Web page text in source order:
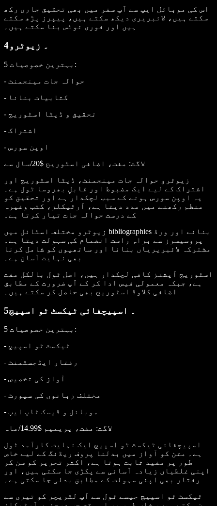
اس کی موبائل ایپ سے آپ سفر میں بھی تحقیق جاری رکھ
سکتے ہیں، لائبریری دیکھ سکتے ہیں، پیپرز پڑھ سکتے
ہیں اور فوری نوٹس بنا سکتے ہیں۔
4۔ زیوٹرو
5 بہترین خصوصیات :
- حوالہ جات مینجمنٹ
- کتابیات بنانا
- تحقیق و ڈیٹا اسٹوریج
- اشتراک
- اوپن سورس
لاگت: مفت، اضافی اسٹوریج $20/سال سے
زیوٹرو حوالہ جات مینجمنٹ، ڈیٹا اسٹوریج اور
اشتراک کے لیے ایک مضبوط اور قابلِ بھروسا ٹول ہے۔
یہ اوپن سورس ہونے کے سبب لچکدار ہے اور تحقیق کو
منظم رکھنے میں مدد دیتا ہے، آرٹیکلز، کتب وغیرہ
کے درست حوالہ جات تیار کرتا ہے۔
زیوٹرو مختلف اسٹائل میں bibliographies بنانے اور ورڈ
پروسیسرز سے براہِ راست انضمام کی سہولت دیتا ہے۔
مشترکہ لائبریریاں بنانا اور ساتھیوں کو شامل کرنا
بھی نہایت آسان ہے۔
اسٹوریج آپشنز کافی لچکدار ہیں، اصل ٹول بالکل مفت
ہے، جبکہ معمولی فیس ادا کر کے آپ ضرورت کے مطابق
اضافی کلاوڈ اسٹوریج بھی حاصل کر سکتے ہیں۔
5۔ اسپیچفائی ٹیکسٹ ٹو اسپیچ
5 بہترین خصوصیات :
- ٹیکسٹ ٹو اسپیچ
- رفتار ایڈجسٹمنٹ
- آواز کی تخصیص
- مختلف زبانوں کی سپورٹ
- موبائل و ڈیسک ٹاپ ایپ
لاگت: مفت، پریمیم $14.99/ماہ
اسپیچفائی ٹیکسٹ ٹو اسپیچ ایک نہایت کارآمد ٹول
ہے۔ متن کو آواز میں بدلنا پروف ریڈنگ کے لیے خاص
طور پر مفید ثابت ہوتا ہے، اکثر تحریر کو سن کر
اپنی غلطیاں زیادہ آسانی سے پکڑی جا سکتی ہیں، اور
رفتار بھی اپنی سہولت کے مطابق بدلی جا سکتی ہے۔
ٹیکسٹ ٹو اسپیچ جیسے ٹول سے آپ لٹریچر کو تیزی سے